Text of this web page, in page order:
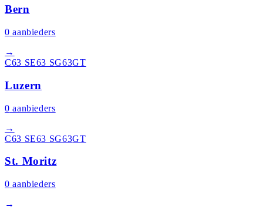
Bern
0 aanbieders
→
C63 SE63 SG63GT
Luzern
0 aanbieders
→
C63 SE63 SG63GT
St. Moritz
0 aanbieders
→